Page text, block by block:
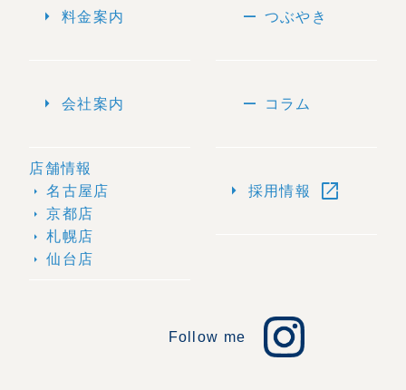
arrow_right 料金案内
arrow_right 会社案内
店舗情報
arrow_right 名古屋店
arrow_right 京都店
arrow_right 札幌店
arrow_right 仙台店
remove つぶやき
remove コラム
arrow_right 採用情報 open_in_new
Follow me